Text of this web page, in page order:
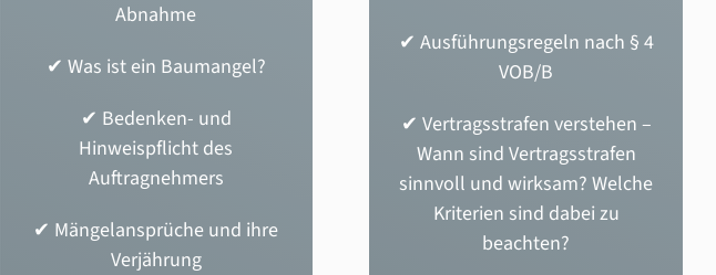
Abnahme
✔ Was ist ein Baumangel?
✔ Bedenken- und
Hinweispflicht des
Auftragnehmers
✔ Mängelansprüche und ihre
Verjährung
✔ Ausführungsregeln nach § 4
VOB/B
✔ Vertragsstrafen verstehen –
Wann sind Vertragsstrafen
sinnvoll und wirksam? Welche
Kriterien sind dabei zu
beachten?